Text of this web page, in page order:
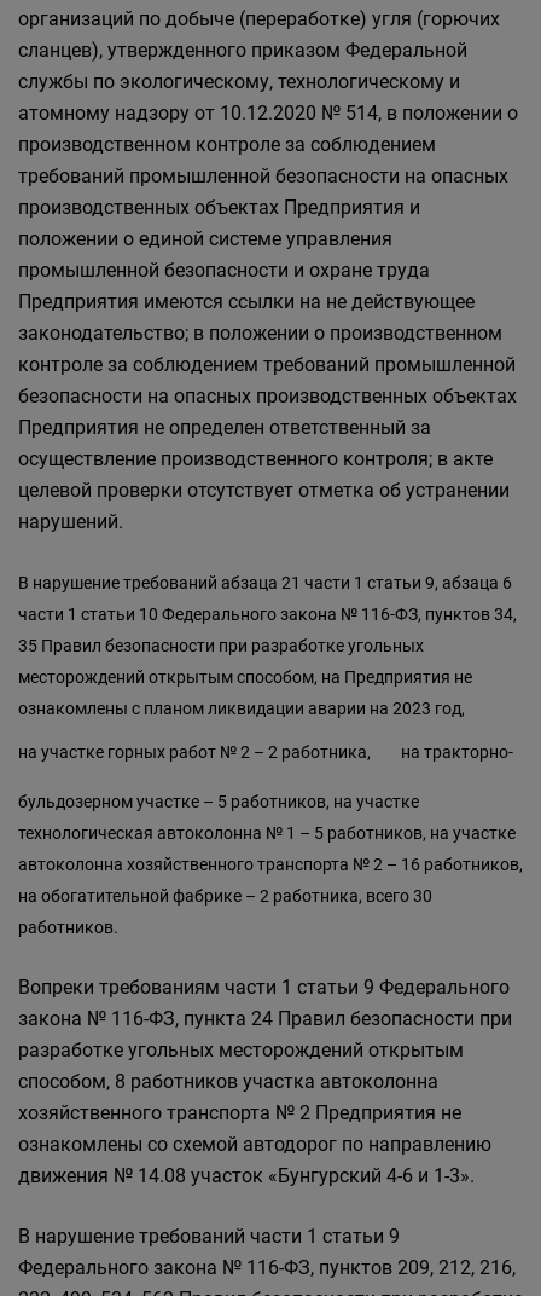
организаций по добыче (переработке) угля (горючих
сланцев), утвержденного приказом Федеральной
службы по экологическому, технологическому и
атомному надзору от 10.12.2020 № 514, в положении о
производственном контроле за соблюдением
требований промышленной безопасности на опасных
производственных объектах Предприятия и
положении о единой системе управления
промышленной безопасности и охране труда
Предприятия имеются ссылки на не действующее
законодательство; в положении о производственном
контроле за соблюдением требований промышленной
безопасности на опасных производственных объектах
Предприятия не определен ответственный за
осуществление производственного контроля; в акте
целевой проверки отсутствует отметка об устранении
нарушений.
В нарушение требований абзаца 21 части 1 статьи 9, абзаца 6
части 1 статьи 10 Федерального закона № 116-ФЗ, пунктов 34,
35 Правил безопасности при разработке угольных
месторождений открытым способом, на Предприятия не
ознакомлены с планом ликвидации аварии на 2023 год,
на участке горных работ № 2 – 2 работника, на тракторно-
бульдозерном участке – 5 работников, на участке
технологическая автоколонна № 1 – 5 работников, на участке
автоколонна хозяйственного транспорта № 2 – 16 работников,
на обогатительной фабрике – 2 работника, всего 30
работников.
Вопреки требованиям части 1 статьи 9 Федерального
закона № 116-ФЗ, пункта 24 Правил безопасности при
разработке угольных месторождений открытым
способом, 8 работников участка автоколонна
хозяйственного транспорта № 2 Предприятия не
ознакомлены со схемой автодорог по направлению
движения № 14.08 участок «Бунгурский 4-6 и 1-3».
В нарушение требований части 1 статьи 9
Федерального закона № 116-ФЗ, пунктов 209, 212, 216,